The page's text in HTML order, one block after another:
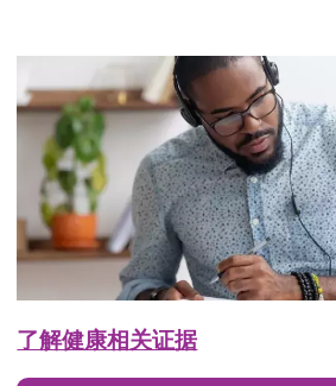
了解健康相关证据